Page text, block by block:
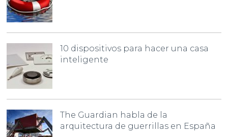
10 dispositivos para hacer una casa
inteligente
The Guardian habla de la
arquitectura de guerrillas en España